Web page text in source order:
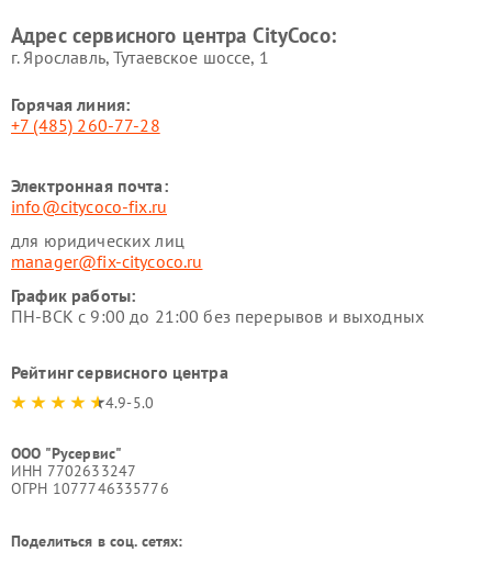
Адрес сервисного центра CityCoco:
г. Ярославль, Тутаевское шоссе, 1
Горячая линия:
+7 (485) 260-77-28
Электронная почта:
info@citycoco-fix.ru
для юридических лиц
manager@fix-citycoco.ru
График работы:
ПН-ВСК с 9:00 до 21:00 без перерывов и выходных
Рейтинг сервисного центра
4.9-5.0
ООО "Русервис"
ИНН 7702633247
ОГРН 1077746335776
Поделиться в соц. сетях: